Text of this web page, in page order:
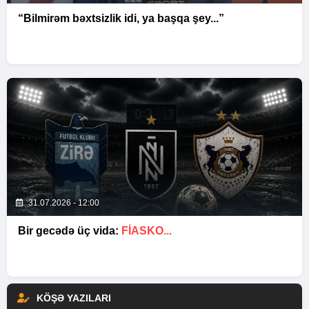
“Bilmirəm bəxtsizlik idi, ya başqa şey...”
31.07.2026 - 12:00
Bir gecədə üç vida: FIASKO...
KÖŞƏ YAZILARI